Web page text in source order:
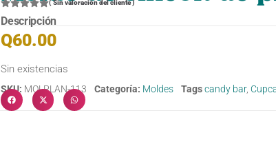
(Sin valoración del cliente)
Descripción
Q60.00
Sin existencias
SKU: MOLPLAN-113 Categoría: Moldes Tags candy bar,